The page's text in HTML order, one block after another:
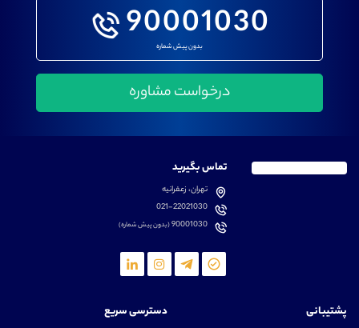
90001030
بدون پیش شماره
تماس بگیرید
تهران، زعفرانیه
021-22021030
90001030(بدون پیش شماره)
پشتیبانی دسترسی سریع